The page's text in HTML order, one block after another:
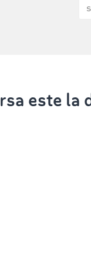
este la